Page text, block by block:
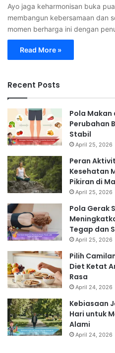
Ayo jaga keharmonisan buka
membangun kebersamaan dan
momen berharga ini dengan
Read More »
Recent Posts
Pola
Perubahan
Stabil
April 25, 2026
Peran
Kesehatan
Pikiran di
April 25, 2026
Pola Gerak
Tegap dan
April 25, 2026
Pilih
Diet Ketat
Rasa
April 24, 2026
Kebiasaan
Hari untuk
Alami
April 24, 2026